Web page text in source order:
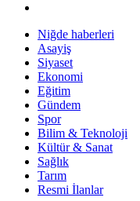
Niğde haberleri
Asayiş
Siyaset
Ekonomi
Eğitim
Gündem
Spor
Bilim & Teknoloji
Kültür & Sanat
Sağlık
Tarım
Resmi İlanlar